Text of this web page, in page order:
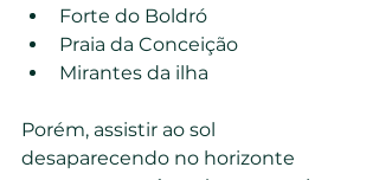
Forte do Boldró
Praia da Conceição
Mirantes da ilha
Porém, assistir ao sol
desaparecendo no horizonte